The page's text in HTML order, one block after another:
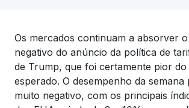
Os mercados continuam a absorver
negativo do anúncio da política de
de Trump, que foi certamente pior do
esperado. O desempenho da semana
muito negativo, com os principais